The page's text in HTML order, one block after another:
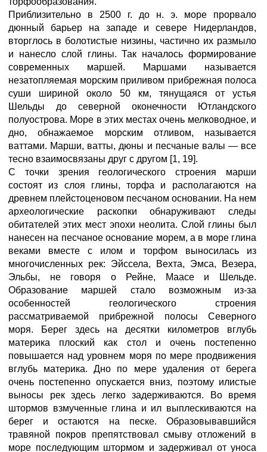
Приблизительно в 2500 г. до н. э. море прорвало
дюнный барьер на западе и севере Нидерландов,
вторглось в болотистые низины, частично их размыло
и нанесло слой глины. Так началось формирование
современных маршей. Маршами называется
незатопляемая морским приливом прибрежная полоса
суши шириной около 50 км, тянущаяся от устья
Шельды до северной оконечности Ютландского
полуострова. Море в этих местах очень мелководное, и
дно, обнажаемое морским отливом, называется
ваттами. Марши, ватты, дюны и песчаные валы — все
тесно взаимосвязаны друг с другом [1, 19].
С точки зрения геологического строения марши
состоят из слоя глины, торфа и располагаются на
древнем плейстоценовом песчаном основании. На нем
археологические раскопки обнаруживают следы
обитателей этих мест эпохи неолита. Слой глины был
нанесен на песчаное основание морем, а в море глина
веками вместе с илом и торфом выносилась из
многочисленных рек: Эйссела, Вехта, Эмса, Везера,
Эльбы, не говоря о Рейне, Маасе и Шельде.
Образование маршей стало возможным из-за
особенностей геологического строения
рассматриваемой прибрежной полосы Северного
моря. Берег здесь на десятки километров вглубь
материка плоский как стол и очень постепенно
повышается над уровнем моря по мере продвижения
вглубь материка. Дно по мере удаления от берега
очень постепенно опускается вниз, поэтому илистые
выносы рек здесь легко задерживаются. Во время
штормов взмученные глина и ил выплескиваются на
берег и остаются на песке. Образовывавшийся
травяной покров препятствовал смыву отложений в
море последующим штормом и задерживал от уноса